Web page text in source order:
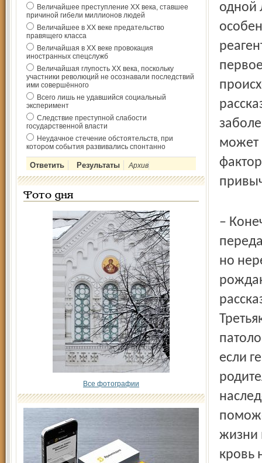
Величайшее преступление ХХ века, ставшее
причиной гибели миллионов людей
Величайшее в ХХ веке предательство
правящего класса
Величайшая в ХХ веке провокация
иностранных спецслужб
Величайшая глупость ХХ века, поскольку
участники революций не осознавали последствий
ими совершённого
Всего лишь не удавшийся социальный
эксперимент
Следствие преступной слабости
государственной власти
Неудачное стечение обстоятельств, при
котором события развивались спонтанно
Архив
Фото дня
Все фотографии
одной
может
–
но
если
жизни
кровь